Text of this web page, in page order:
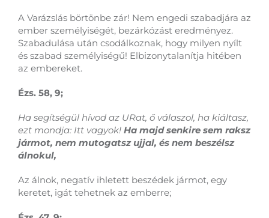
A Varázslás börtönbe zár! Nem engedi szabadjára az
ember személyiségét, bezárkózást eredményez.
Szabadulása után csodálkoznak, hogy milyen nyílt
és szabad személyiségű! Elbizonytalanítja hitében
az embereket.
Ézs. 58, 9;
Ha segítségül hívod az URat, ő válaszol, ha kiáltasz,
ezt mondja: Itt vagyok! Ha majd senkire sem raksz
jármot, nem mutogatsz ujjal, és nem beszélsz
álnokul,
Az álnok, negatív ihletett beszédek jármot, egy
keretet, igát tehetnek az emberre;